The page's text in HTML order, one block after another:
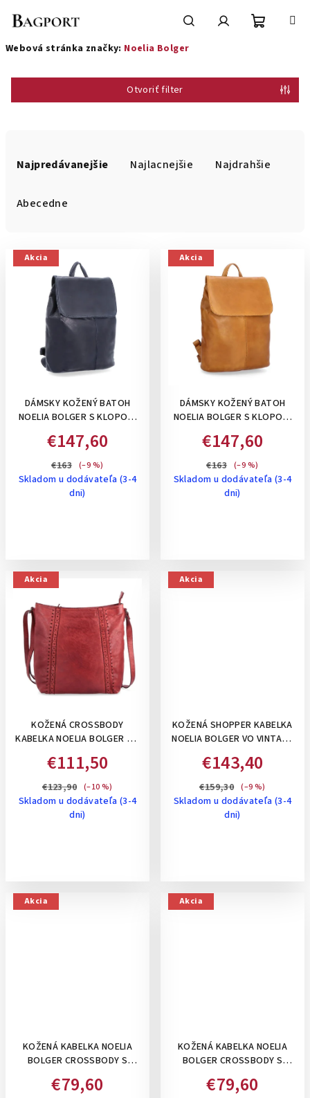
košík
Webová stránka značky: Noelia Bolger
Otvoriť filter
Najpredávanejšie Najlacnejšie Najdrahšie
Abecedne
V
ý
Akcia
DÁMSKY KOŽENÝ BATOH
NOELIA BOLGER S KLOPOU,
€147,60
€163 (–9 %)
Skladom u dodávateľa (3-4
dni)
Akcia
DÁMSKY KOŽENÝ BATOH
NOELIA BOLGER S KLOPOU,
€147,60
€163 (–9 %)
Skladom u dodávateľa (3-4
dni)
Akcia
KOŽENÁ CROSSBODY
KABELKA NOELIA BOLGER SO
€111,50
€123,90 (–10 %)
Skladom u dodávateľa (3-4
dni)
Akcia
KOŽENÁ SHOPPER KABELKA
NOELIA BOLGER VO VINTAGE
KOŇAKOVÁ
€143,40
€159,30 (–9 %)
Skladom u dodávateľa (3-4
dni)
Akcia
KOŽENÁ KABELKA NOELIA
BOLGER CROSSBODY S
€79,60
Akcia
KOŽENÁ KABELKA NOELIA
BOLGER CROSSBODY S
TYRKYSOVÁ
€79,60